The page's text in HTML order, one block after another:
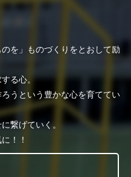
を」ものづくりをとおして励
る心。
うという豊かな心を育ててい
繋げていく。
！！